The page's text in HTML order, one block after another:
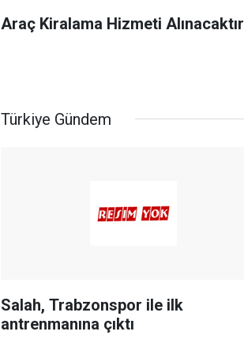
Araç Kiralama Hizmeti Alınacaktır
Türkiye Gündem
Salah, Trabzonspor ile ilk
antrenmanına çıktı